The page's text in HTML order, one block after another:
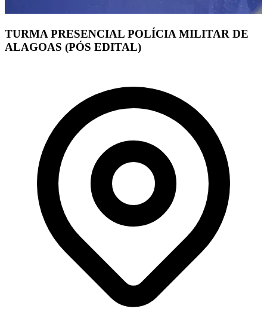
TURMA PRESENCIAL POLÍCIA MILITAR DE
ALAGOAS (PÓS EDITAL)